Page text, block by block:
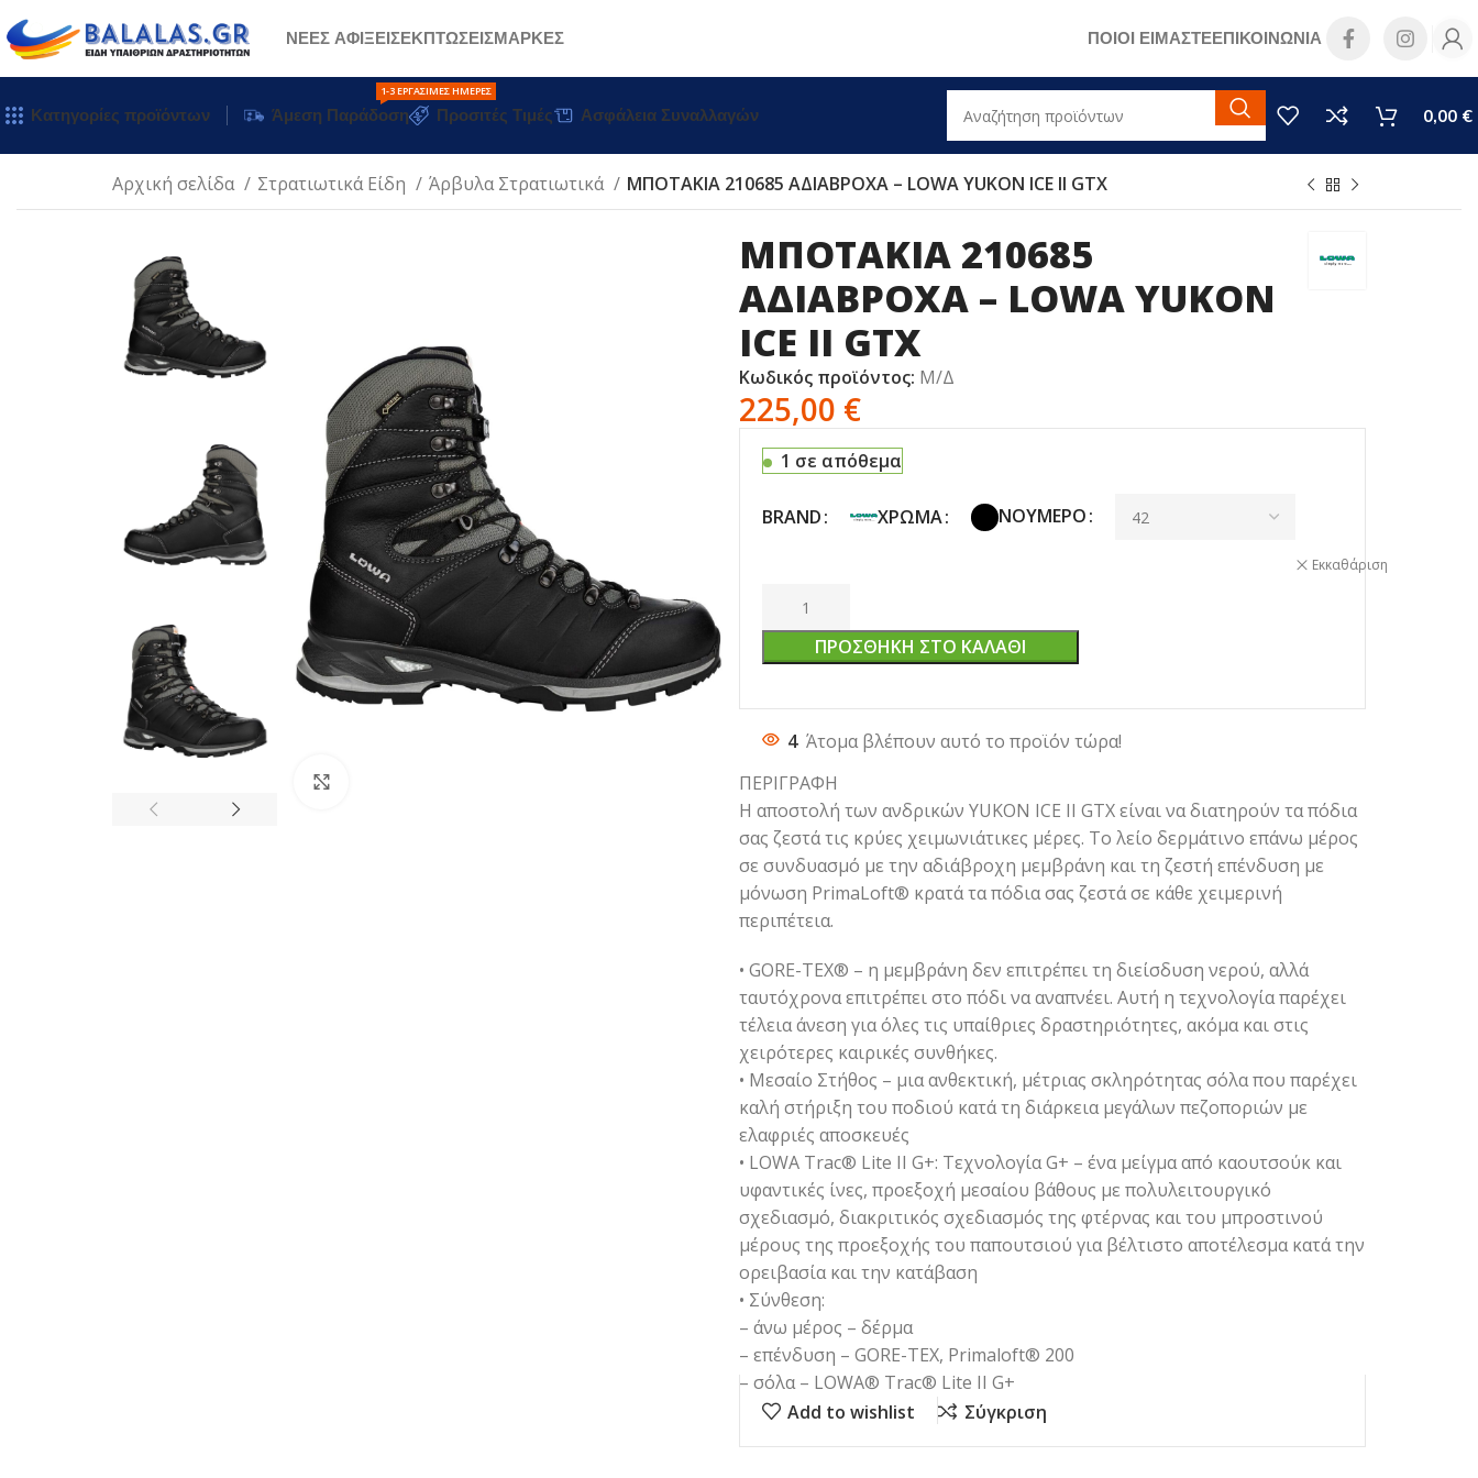
ΝΕΕΣ ΑΦΙΞΕΙΣΕΚΠΤΩΣΕΙΣΜΑΡΚΕΣ ΠΟΙΟΙ ΕΙΜΑΣΤΕΕΠΙΚΟΙΝΩΝΙΑ
Κατηγορίες προϊόντων Άμεση Παράδοση
1-3 ΕΡΓΆΣΙΜΕΣ ΗΜΈΡΕΣ
Προσιτές Τιμές Ασφάλεια Συναλλαγών 0,00 €
Αρχική σελίδα Στρατιωτικά Είδη Άρβυλα Στρατιωτικά ΜΠΟΤΑΚΙΑ 210685 ΑΔΙΑΒΡΟΧΑ – LOWA YUKON ICE II GTX
ΜΠΟΤΑΚΙΑ 210685
ΑΔΙΑΒΡΟΧΑ – LOWA YUKON
ICE II GTX
Κωδικός προϊόντος: Μ/Δ
225,00 €
1 σε απόθεμα
BRAND ΧΡΏΜΑ ΝΟΎΜΕΡΟ
Εκκαθάριση
ΠΡΟΣΘΉΚΗ ΣΤΟ ΚΑΛΆΘΙ
4 Άτομα βλέπουν αυτό το προϊόν τώρα!
ΠΕΡΙΓΡΑΦΗ
Η αποστολή των ανδρικών YUKON ICE II GTX είναι να διατηρούν τα πόδια
σας ζεστά τις κρύες χειμωνιάτικες μέρες. Το λείο δερμάτινο επάνω μέρος
σε συνδυασμό με την αδιάβροχη μεμβράνη και τη ζεστή επένδυση με
μόνωση PrimaLoft® κρατά τα πόδια σας ζεστά σε κάθε χειμερινή
περιπέτεια.
• GORE-TEX® – η μεμβράνη δεν επιτρέπει τη διείσδυση νερού, αλλά
ταυτόχρονα επιτρέπει στο πόδι να αναπνέει. Αυτή η τεχνολογία παρέχει
τέλεια άνεση για όλες τις υπαίθριες δραστηριότητες, ακόμα και στις
χειρότερες καιρικές συνθήκες.
• Μεσαίο Στήθος – μια ανθεκτική, μέτριας σκληρότητας σόλα που παρέχει
καλή στήριξη του ποδιού κατά τη διάρκεια μεγάλων πεζοποριών με
ελαφριές αποσκευές
• LOWA Trac® Lite II G+: Τεχνολογία G+ – ένα μείγμα από καουτσούκ και
υφαντικές ίνες, προεξοχή μεσαίου βάθους με πολυλειτουργικό
σχεδιασμό, διακριτικός σχεδιασμός της φτέρνας και του μπροστινού
μέρους της προεξοχής του παπουτσιού για βέλτιστο αποτέλεσμα κατά την
ορειβασία και την κατάβαση
• Σύνθεση:
– άνω μέρος – δέρμα
– επένδυση – GORE-TEX, Primaloft® 200
– σόλα – LOWA® Trac® Lite II G+
Add to wishlist
Σύγκριση